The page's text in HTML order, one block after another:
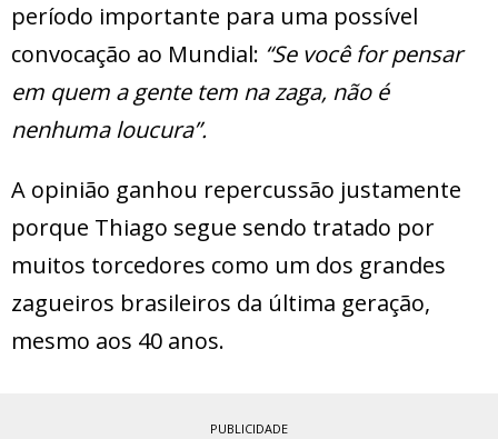
período importante para uma possível
convocação ao Mundial: “Se você for pensar
em quem a gente tem na zaga, não é
nenhuma loucura”.
A opinião ganhou repercussão justamente
porque Thiago segue sendo tratado por
muitos torcedores como um dos grandes
zagueiros brasileiros da última geração,
mesmo aos 40 anos.
PUBLICIDADE